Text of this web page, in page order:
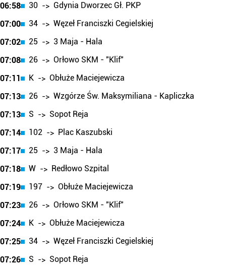
06:58
30 -> Gdynia Dworzec Gł. PKP
07:00
34 -> Węzeł Franciszki Cegielskiej
07:02
25 -> 3 Maja - Hala
07:08
26 -> Orłowo SKM - "Klif"
07:11
K -> Obłuże Maciejewicza
07:13
26 -> Wzgórze Św. Maksymiliana - Kapliczka
07:13
S -> Sopot Reja
07:14
102 -> Plac Kaszubski
07:17
25 -> 3 Maja - Hala
07:18
W -> Redłowo Szpital
07:19
197 -> Obłuże Maciejewicza
07:23
26 -> Orłowo SKM - "Klif"
07:24
K -> Obłuże Maciejewicza
07:25
34 -> Węzeł Franciszki Cegielskiej
07:26
S -> Sopot Reja